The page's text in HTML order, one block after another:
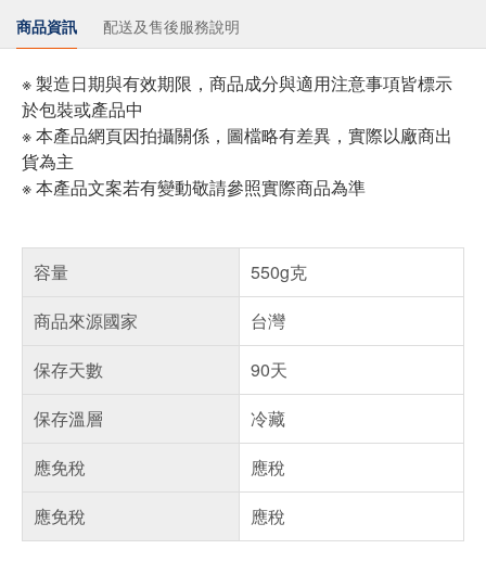
商品資訊 配送及售後服務說明
※ 製造日期與有效期限，商品成分與適用注意事項皆標示
於包裝或產品中
※ 本產品網頁因拍攝關係，圖檔略有差異，實際以廠商出
貨為主
※ 本產品文案若有變動敬請參照實際商品為準
容量
550g克
商品來源國家
台灣
保存天數
90天
保存溫層
冷藏
應免稅
應稅
應免稅
應稅